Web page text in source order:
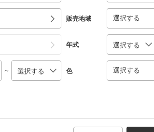
販売地域 選択する
年式
～ 色 選択する